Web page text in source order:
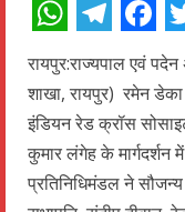
रायपुर:राज्यपाल एवं
शाखा, रायपुर) रमेन
इंडियन रेड क्रॉस
कुमार लंगेह के
प्रतिनिधिमंडल ने